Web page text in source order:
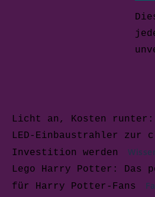
Licht an, Kosten runter:
LED-Einbaustrahler zur
Investition werden
Lego Harry Potter: Das
für Harry Potter-Fans